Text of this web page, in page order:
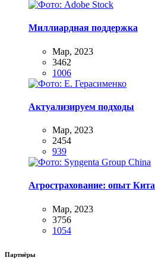
Миллиардная поддержка
Мар, 2023
3462
1006
Актуализируем подходы
Мар, 2023
2454
939
Агрострахование: опыт
Мар, 2023
3756
1054
Партнёры